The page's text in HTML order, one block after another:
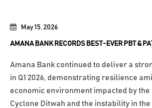
May 15, 2026
AMANA BANK RECORDS BEST-EVER PBT &
Amana Bank continued to deliver a
in Q1 2026, demonstrating resilience
economic environment impacted by the
Cyclone Ditwah and the instability in the